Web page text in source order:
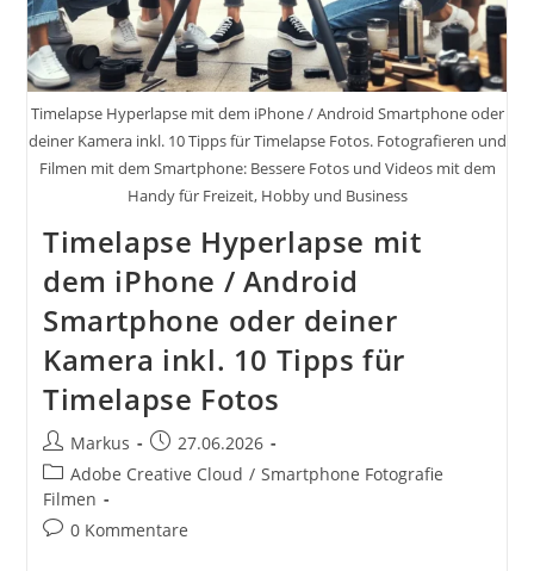
Timelapse Hyperlapse mit dem iPhone / Android Smartphone oder
deiner Kamera inkl. 10 Tipps für Timelapse Fotos. Fotografieren und
Filmen mit dem Smartphone: Bessere Fotos und Videos mit dem
Handy für Freizeit, Hobby und Business
Timelapse Hyperlapse mit
dem iPhone / Android
Smartphone oder deiner
Kamera inkl. 10 Tipps für
Timelapse Fotos
Beitrags-
Autor:
Markus
Beitrag
veröffentlicht:
27.06.2026
Beitrags-
Kategorie:
Adobe Creative Cloud / Smartphone Fotografie
Filmen
Beitrags-
0 Kommentare